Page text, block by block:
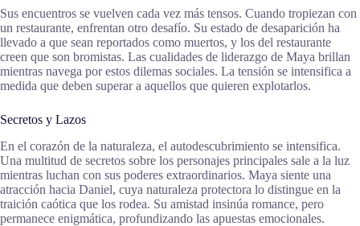
Sus encuentros se vuelven cada vez más tensos. Cuando tropiezan con
un restaurante, enfrentan otro desafío. Su estado de desaparición ha
llevado a que sean reportados como muertos, y los del restaurante
creen que son bromistas. Las cualidades de liderazgo de Maya brillan
mientras navega por estos dilemas sociales. La tensión se intensifica a
medida que deben superar a aquellos que quieren explotarlos.
Secretos y Lazos
En el corazón de la naturaleza, el autodescubrimiento se intensifica.
Una multitud de secretos sobre los personajes principales sale a la luz
mientras luchan con sus poderes extraordinarios. Maya siente una
atracción hacia Daniel, cuya naturaleza protectora lo distingue en la
traición caótica que los rodea. Su amistad insinúa romance, pero
permanece enigmática, profundizando las apuestas emocionales.